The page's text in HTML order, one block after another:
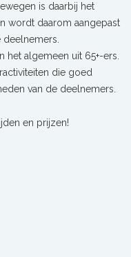
is daarbij het
wordt daarom aangepast
het algemeen uit 65+-ers.
die goed
van de deelnemers.
en prijzen!